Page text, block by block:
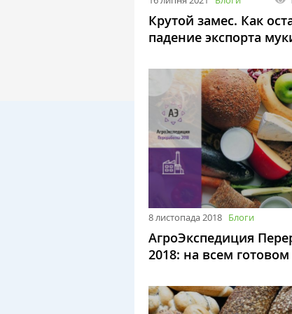
Крутой замес. Как
падение экспорта
8 листопада 2018 Блоги
АгроЭкспедиция
2018: на всем готовом